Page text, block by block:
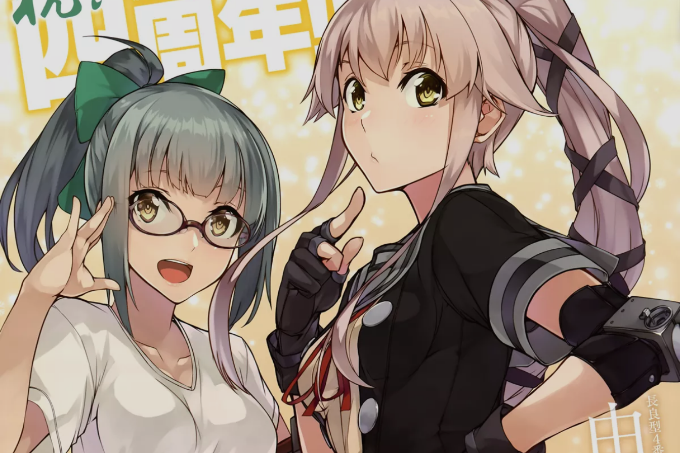
是谁呼
叫舰队 Yuubari
首页
海军基地
舰队模拟
TP计算
档案馆
舰娘
装备
改修工厂
声优 & 画师
画师
皇宇（ZECO） ZECO
绘制 (10)
南达科他 马萨诸塞 华盛顿 北安普敦
塞缪尔·B·罗伯茨 约翰斯顿 海伍德·L·E
相关链接
Wikipedia Twitter Pixiv